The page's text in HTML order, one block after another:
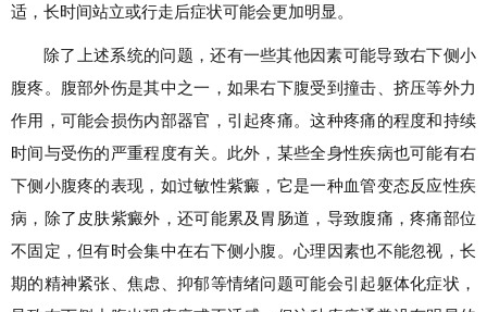
适，长时间站立或行走后症状可能会更加明显。
除了上述系统的问题，还有一些其他因素可能导致右下侧小
腹疼。腹部外伤是其中之一，如果右下腹受到撞击、挤压等外力
作用，可能会损伤内部器官，引起疼痛。这种疼痛的程度和持续
时间与受伤的严重程度有关。此外，某些全身性疾病也可能有右
下侧小腹疼的表现，如过敏性紫癜，它是一种血管变态反应性疾
病，除了皮肤紫癜外，还可能累及胃肠道，导致腹痛，疼痛部位
不固定，但有时会集中在右下侧小腹。心理因素也不能忽视，长
期的精神紧张、焦虑、抑郁等情绪问题可能会引起躯体化症状，